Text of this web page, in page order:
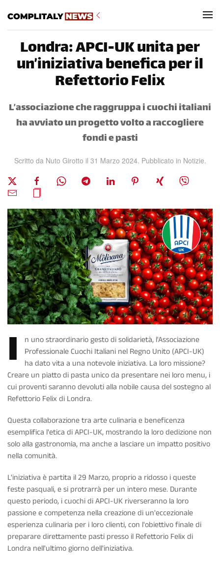
Londra: APCI-UK unita per
un’iniziativa benefica per il
Refettorio Felix
L’associazione che raggruppa i cuochi italiani
ha avviato un progetto volto a raccogliere
fondi e pasti
Scritto da Nuto Girotto il 31 Marzo 2024. Pubblicato in Notizie.
I
n uno straordinario gesto di solidarietà, l'Associazione
Professionale Cuochi Italiani nel Regno Unito (APCI-UK)
ha dato vita a una notevole iniziativa. La loro missione?
Creare un piatto di pasta unico da presentare nei loro menu, i
cui proventi saranno devoluti alla nobile causa del sostegno al
Refettorio Felix di Londra.
Questa collaborazione tra arte culinaria e beneficenza
esemplifica l'etica di APCI-UK, mostrando la loro dedizione non
solo alla gastronomia, ma anche a lasciare un impatto positivo
nella comunità.
L'iniziativa è partita il 29 Marzo, proprio a ridosso i queste
feste pasquali, e si protrarrà per un intero mese. Durante
questo periodo, i cuochi di APCI-UK riverseranno la loro
passione e competenza nella creazione di un'eccezionale
esperienza culinaria per i loro clienti, con l'obiettivo finale di
preparare direttamente pasti presso il Refettorio Felix di
Londra nell'ultimo giorno dell'iniziativa.